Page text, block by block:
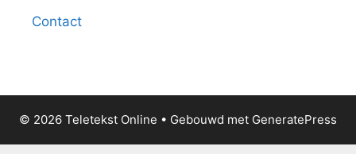
Contact
© 2026 Teletekst Online • Gebouwd met GeneratePress